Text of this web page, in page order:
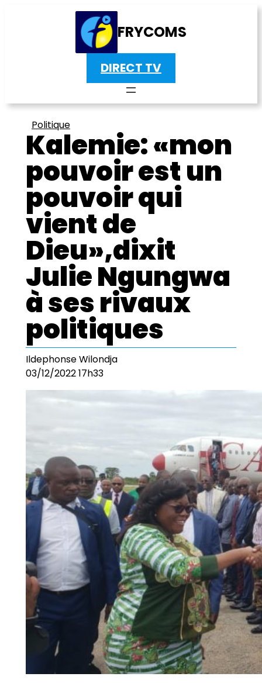
FRYCOMS
DIRECT TV
Politique
Kalemie: «mon
pouvoir est un
pouvoir qui
vient de
Dieu»,dixit
Julie Ngungwa
à ses rivaux
politiques
Ildephonse Wilondja
03/12/2022 17h33